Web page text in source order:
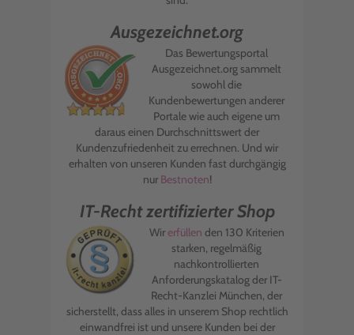
Ausgezeichnet.org
Das Bewertungsportal
Ausgezeichnet.org sammelt
sowohl die
Kundenbewertungen anderer
Portale wie auch eigene um
daraus einen Durchschnittswert der
Kundenzufriedenheit zu errechnen. Und wir
erhalten von unseren Kunden fast durchgängig
nur Bestnoten!
IT-Recht zertifizierter Shop
Wirerfüllen den 130 Kriterien
starken, regelmäßig
nachkontrollierten
Anforderungskatalog der IT-
Recht-Kanzlei München, der
sicherstellt, dass alles in unserem Shop rechtlich
einwandfrei ist und unsere Kunden bei der